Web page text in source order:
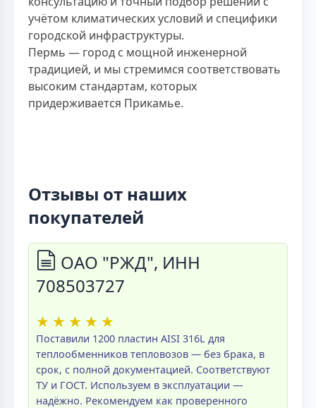
учётом климатических условий и специфики
городской инфраструктуры.
Пермь — город с мощной инженерной
традицией, и мы стремимся соответствовать
высоким стандартам, которых
придерживается Прикамье.
Отзывы от наших
покупателей
ОАО "РЖД", ИНН
708503727
★ ★ ★ ★ ★
Поставили 1200 пластин AISI 316L для
теплообменников тепловозов — без брака, в
срок, с полной документацией. Соответствуют
ТУ и ГОСТ. Используем в эксплуатации —
надёжно. Рекомендуем как проверенного